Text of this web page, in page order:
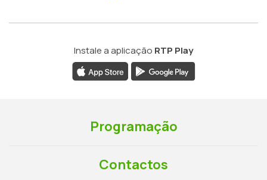
Instale a aplicação RTP Play
Programação
Contactos